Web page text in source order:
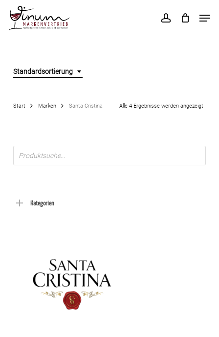
account
Standardsortierung
Alle 4 Ergebnisse werden angezeigt
Start Marken Santa Cristina
Products
search
Kategorien